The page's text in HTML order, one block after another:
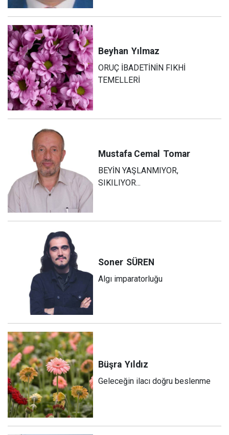
Beyhan Yılmaz
ORUÇ İBADETİNİN FIKHİ
TEMELLERİ
Mustafa Cemal Tomar
BEYİN YAŞLANMIYOR,
SIKILIYOR...
Soner SÜREN
Algı imparatorluğu
Büşra Yıldız
Geleceğin ilacı doğru beslenme